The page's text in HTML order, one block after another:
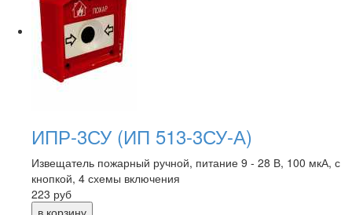
ИПР-3СУ (ИП 513-3СУ-А)
Извещатель пожарный ручной, питание 9 - 28 В, 100 мкА, с
кнопкой, 4 схемы включения
223 руб